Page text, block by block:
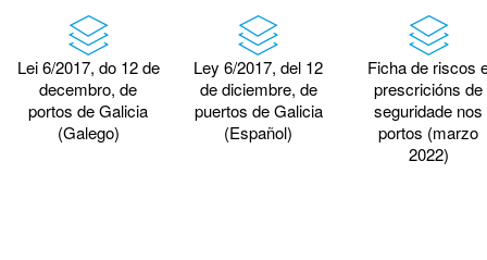
Lei 6/2017, do 12 de
decembro, de
portos de Galicia
(Galego)
Ley 6/2017, del 12
de diciembre, de
puertos de Galicia
(Español)
Ficha de riscos
prescricións de
seguridade nos
portos (marzo
2022)